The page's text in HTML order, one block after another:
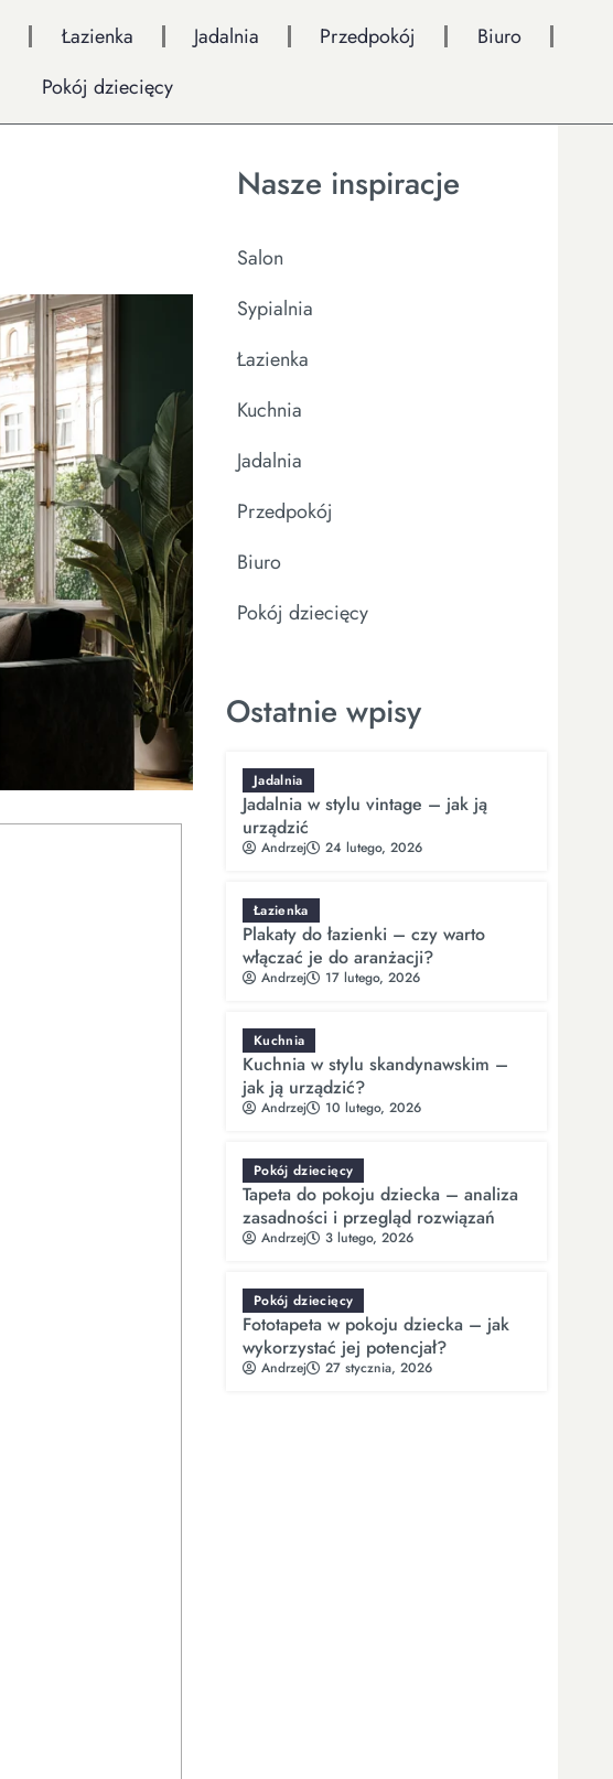
Łazienka Jadalnia Przedpokój
Biuro
Pokój dziecięcy
Nasze inspiracje
Salon
Sypialnia
Łazienka
Kuchnia
Jadalnia
Przedpokój
Biuro
Pokój dziecięcy
Ostatnie wpisy
Jadalnia
Jadalnia w stylu vintage – jak ją
urządzić
Andrzej 24 lutego, 2026
Łazienka
Plakaty do łazienki – czy warto
włączać je do aranżacji?
Andrzej 17 lutego, 2026
Kuchnia
Kuchnia w stylu skandynawskim –
jak ją urządzić?
Andrzej 10 lutego, 2026
Pokój dziecięcy
Tapeta do pokoju dziecka – analiza
zasadności i przegląd rozwiązań
Andrzej 3 lutego, 2026
Pokój dziecięcy
Fototapeta w pokoju dziecka – jak
wykorzystać jej potencjał?
Andrzej 27 stycznia, 2026